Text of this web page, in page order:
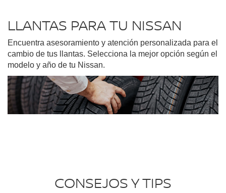
LLANTAS PARA TU NISSAN
Encuentra asesoramiento y atención personalizada para el
cambio de tus llantas. Selecciona la mejor opción según el
modelo y año de tu Nissan.
CONSEJOS Y TIPS